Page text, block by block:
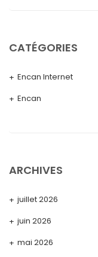
CATÉGORIES
Encan Internet
Encan
ARCHIVES
juillet 2026
juin 2026
mai 2026